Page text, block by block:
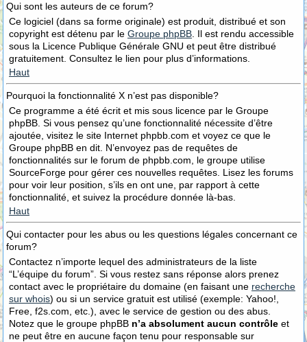
Qui sont les auteurs de ce forum?
Ce logiciel (dans sa forme originale) est produit, distribué et son
copyright est détenu par le Groupe phpBB . Il est rendu accessible
sous la Licence Publique Générale GNU et peut être distribué
gratuitement. Consultez le lien pour plus d’informations.
Haut
Pourquoi la fonctionnalité X n’est pas disponible?
Ce programme a été écrit et mis sous licence par le Groupe
phpBB. Si vous pensez qu’une fonctionnalité nécessite d’être
ajoutée, visitez le site Internet phpbb.com et voyez ce que le
Groupe phpBB en dit. N’envoyez pas de requêtes de
fonctionnalités sur le forum de phpbb.com, le groupe utilise
SourceForge pour gérer ces nouvelles requêtes. Lisez les forums
pour voir leur position, s’ils en ont une, par rapport à cette
fonctionnalité, et suivez la procédure donnée là-bas.
Haut
Qui contacter pour les abus ou les questions légales concernant ce
forum?
Contactez n’importe lequel des administrateurs de la liste
“L’équipe du forum”. Si vous restez sans réponse alors prenez
contact avec le propriétaire du domaine (en faisant une recherche
sur whois) ou si un service gratuit est utilisé (exemple: Yahoo!,
Free, f2s.com, etc.), avec le service de gestion ou des abus.
Notez que le groupe phpBB n’a absolument aucun contrôle et
ne peut être en aucune façon tenu pour responsable sur